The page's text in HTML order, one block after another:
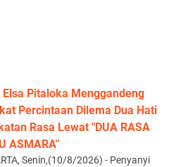
Pitaloka Menggandeng
Percintaan Dilema Dua Hati
Rasa Lewat "DUA RASA
ASMARA"
Senin,(10/8/2026) - Penyanyi